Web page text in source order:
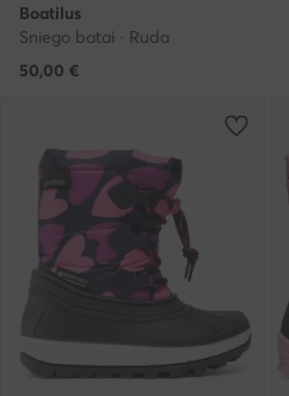
Boatilus
Sniego batai · Ruda
50,00 €